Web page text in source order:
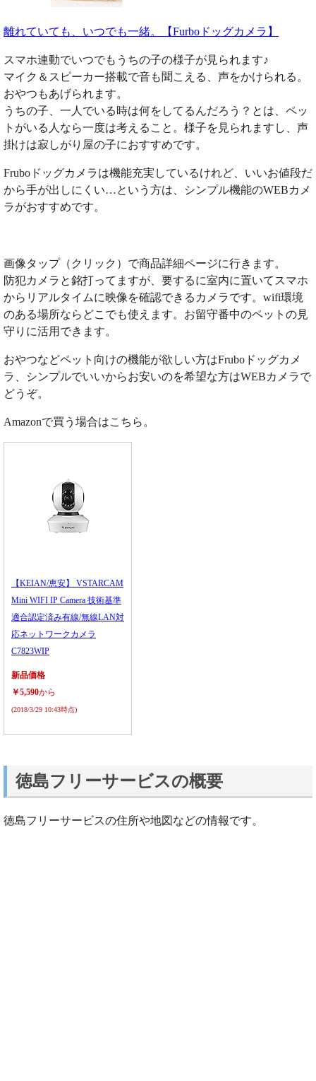
離れていても、いつでも一緒。【Furboドッグカメラ】
スマホ連動でいつでもうちの子の様子が見られます♪
マイク＆スピーカー搭載で音も聞こえる、声をかけられる。
おやつもあげられます。
うちの子、一人でいる時は何をしてるんだろう？とは、ペッ
トがいる人なら一度は考えること。様子を見られますし、声
掛けは寂しがり屋の子におすすめです。
Fruboドッグカメラは機能充実しているけれど、いいお値段だ
から手が出しにくい…という方は、シンプル機能のWEBカメ
ラがおすすめです。
画像タップ（クリック）で商品詳細ページに行きます。
防犯カメラと銘打ってますが、要するに室内に置いてスマホ
からリアルタイムに映像を確認できるカメラです。wifi環境
のある場所ならどこでも使えます。お留守番中のペットの見
守りに活用できます。
おやつなどペット向けの機能が欲しい方はFruboドッグカメ
ラ、シンプルでいいからお安いのを希望な方はWEBカメラで
どうぞ。
Amazonで買う場合はこちら。
【KEIAN/恵安】 VSTARCAM
Mini WIFI IP Camera 技術基準
適合認定済み有線/無線LAN対
応ネットワークカメラ
C7823WIP
新品価格
￥5,590から
(2018/3/29 10:43時点)
徳島フリーサービスの概要
徳島フリーサービスの住所や地図などの情報です。